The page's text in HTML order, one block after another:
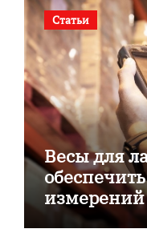
Статьи
Весы для
измерений